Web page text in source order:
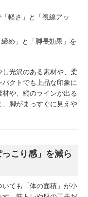
軽さ」と「視線アッ
め」と「脚長効果」を
光沢のある素材や、柔
クトでも上品な印象に
や、縦のラインが出る
脚がまっすぐに見えや
こり感」を減ら
ても「体の面積」が小